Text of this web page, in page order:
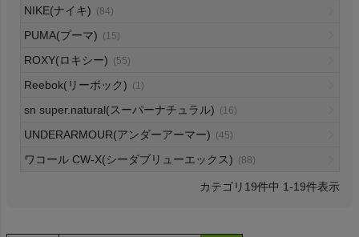
レディースカジュアルウェア
メンズスポーツウェア
レディーススポーツウェア
NIKE(ナイキ) (84)
PUMA(プーマ) (15)
ROXY(ロキシー) (55)
Reebok(リーボック) (1)
sn super.natural(スーパーナチュラル) (16)
UNDERARMOUR(アンダーアーマー) (45)
ワコール CW-X(シーダブリューエックス) (88)
19件中 1-19件表示